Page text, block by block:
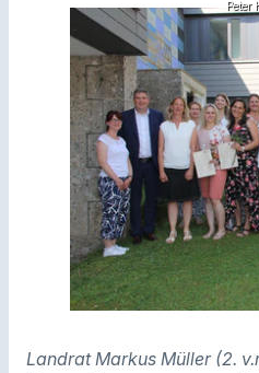
Landrat Markus Müller (2.